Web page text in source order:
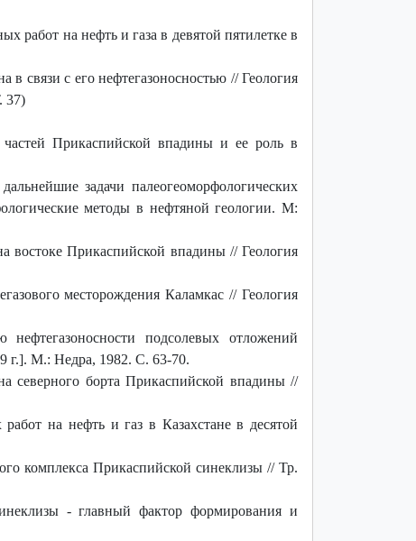
работ на нефть и газа в девятой пятилетке в
в связи с его нефтегазоносностью // Геология
37)
Прикаспийской впадины и ее роль в
задачи палеогеоморфологических
методы в нефтяной геологии. М:
востоке Прикаспийской впадины // Геология
месторождения Каламкас // Геология
подсолевых отложений
г.]. М.: Недра, 1982. C. 63-70.
северного борта Прикаспийской впадины //
работ на нефть и газ в Казахстане в десятой
комплекса Прикаспийской синеклизы // Тр.
- главный фактор формирования и